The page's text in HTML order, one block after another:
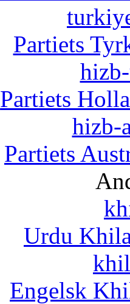
Partiets
Partiets
hizb-
Partiets
Urdu
Engelsk